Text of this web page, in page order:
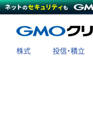
株式 投信・積立